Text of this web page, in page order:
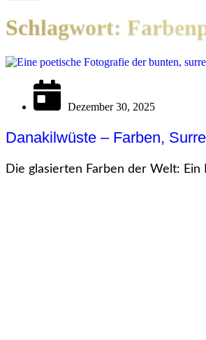
Schlagwort:
Dezember 30, 2025
Danakilwüste – Farben,
Die glasierten Farben der Welt: